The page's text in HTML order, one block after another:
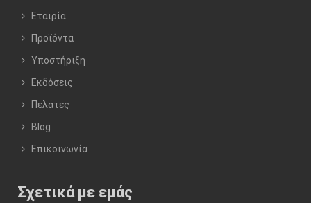
Εταιρία
Προϊόντα
Υποστήριξη
Εκδόσεις
Πελάτες
Blog
Επικοινωνία
Σχετικά με εμάς